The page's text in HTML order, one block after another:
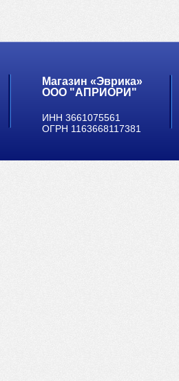
Магазин «Эврика»
ООО "АПРИОРИ"
ИНН 3661075561
ОГРН 1163668117381